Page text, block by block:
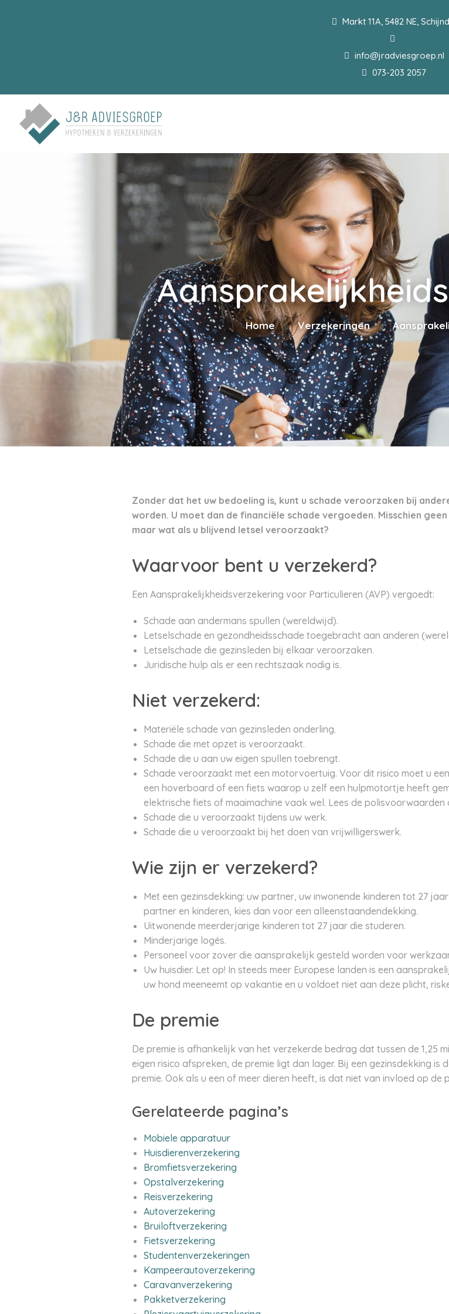
Markt 11A, 5482 NE,
info@jradviesgroep.nl
073-203 2057
Home Verzekeringen
Zonder dat het uw bedoeling is, kunt u schade veroorzaken bij
worden. U moet dan de financiële schade vergoeden. Misschien
maar wat als u blijvend letsel veroorzaakt?
Waarvoor bent u verzekerd?
Een Aansprakelijkheidsverzekering voor Particulieren (AVP) vergoedt:
Schade aan andermans spullen (wereldwijd).
Letselschade en gezondheidsschade toegebracht aan anderen
Letselschade die gezinsleden bij elkaar veroorzaken.
Juridische hulp als er een rechtszaak nodig is.
Niet verzekerd:
Materiële schade van gezinsleden onderling.
Schade die met opzet is veroorzaakt.
Schade die u aan uw eigen spullen toebrengt.
Schade veroorzaakt met een motorvoertuig. Voor dit risico moet u
een hoverboard of een fiets waarop u zelf een hulpmotortje heeft
elektrische fiets of maaimachine vaak wel. Lees de
Schade die u veroorzaakt tijdens uw werk.
Schade die u veroorzaakt bij het doen van vrijwilligerswerk.
Wie zijn er verzekerd?
Met een gezinsdekking: uw partner, uw inwonende kinderen tot 27
partner en kinderen, kies dan voor een alleenstaandendekking.
Uitwonende meerderjarige kinderen tot 27 jaar die studeren.
Minderjarige logés.
Personeel voor zover die aansprakelijk gesteld worden voor
Uw huisdier. Let op! In steeds meer Europese landen is een
uw hond meeneemt op vakantie en u voldoet niet aan deze plicht,
De premie
De premie is afhankelijk van het verzekerde bedrag dat tussen de 1,25
eigen risico afspreken, de premie ligt dan lager. Bij een gezinsdekking
premie. Ook als u een of meer dieren heeft, is dat niet van invloed op de
Gerelateerde pagina’s
Mobiele apparatuur
Huisdierenverzekering
Bromfietsverzekering
Opstalverzekering
Reisverzekering
Autoverzekering
Bruiloftverzekering
Fietsverzekering
Studentenverzekeringen
Kampeerautoverzekering
Caravanverzekering
Pakketverzekering